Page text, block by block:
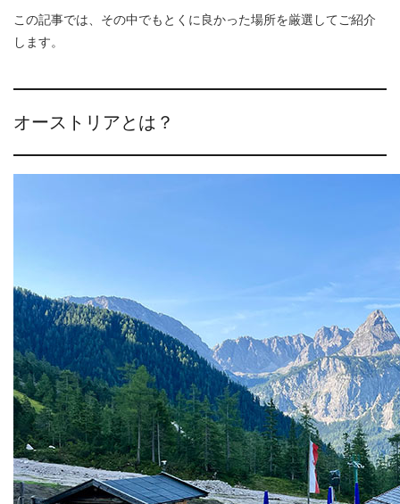
この記事では、その中でもとくに良かった場所を厳選してご紹介
します。
オーストリアとは？